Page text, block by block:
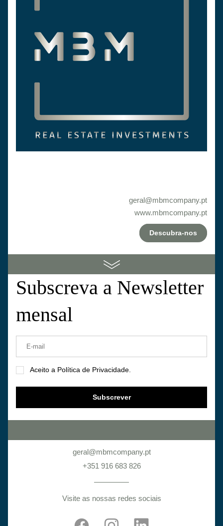
geral@mbmcompany.pt
www.mbmcompany.pt
Descubra-nos
Subscreva a Newsletter
mensal
Aceito a Política de Privacidade.
Subscrever
geral@mbmcompany.pt
+351 916 683 826
Visite as nossas redes sociais